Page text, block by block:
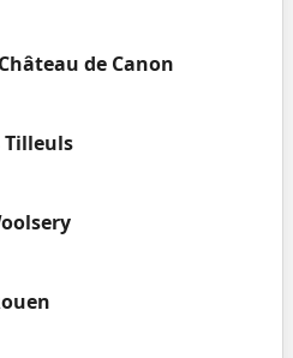
de Canon
Tilleuls